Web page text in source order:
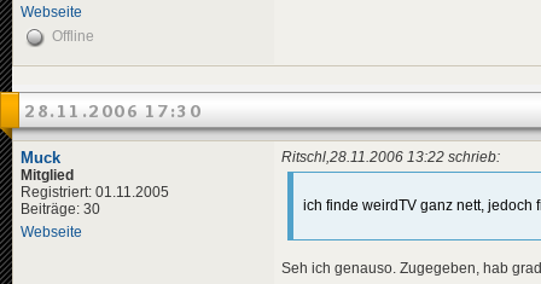
Webseite
Offline
28.11.2006 17:30
Muck
Mitglied
Registriert: 01.11.2005
Beiträge: 30
Webseite
Ritschl,28.11.2006 13:22 schrieb:
ich finde weirdTV ganz nett, jedoch
Seh ich genauso. Zugegeben, hab